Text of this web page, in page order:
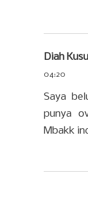
Diah
04:20
Saya
punya
Mbakk